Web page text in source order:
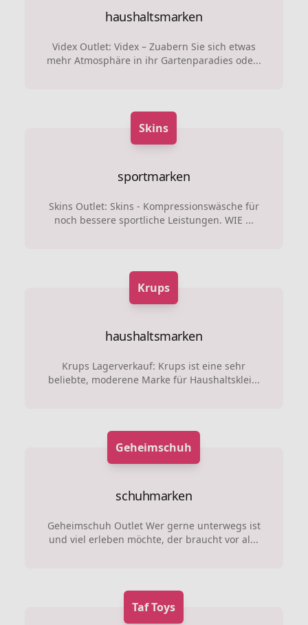
haushaltsmarken
Videx Outlet: Videx – Zuabern Sie sich etwas
mehr Atmosphäre in ihr Gartenparadies ode...
Skins
sportmarken
Skins Outlet: Skins - Kompressionswäsche für
noch bessere sportliche Leistungen. WIE ...
Krups
haushaltsmarken
Krups Lagerverkauf: Krups ist eine sehr
beliebte, moderene Marke für Haushaltsklei...
Geheimschuh
schuhmarken
Geheimschuh Outlet Wer gerne unterwegs ist
und viel erleben möchte, der braucht vor al...
Taf Toys